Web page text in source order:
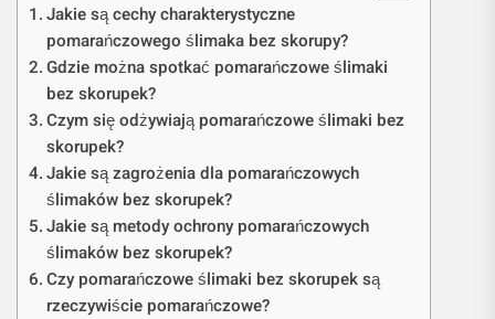
Jakie są cechy charakterystyczne
pomarańczowego ślimaka bez skorupy?
Gdzie można spotkać pomarańczowe ślimaki
bez skorupek?
Czym się odżywiają pomarańczowe ślimaki bez
skorupek?
Jakie są zagrożenia dla pomarańczowych
ślimaków bez skorupek?
Jakie są metody ochrony pomarańczowych
ślimaków bez skorupek?
Czy pomarańczowe ślimaki bez skorupek są
rzeczywiście pomarańczowe?